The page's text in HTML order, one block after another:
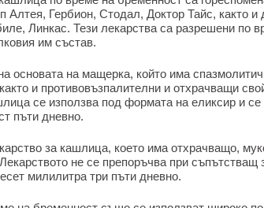
Гербион, Стодал, Доктор Тайс, както и
Линкас. Тези лекарства са разрешени по
им състав.
основата на мащерка, който има
и противовъзпалителни и отхрачващи
се използва под формата на еликсир и
пъти дневно.
за кашлица, което има отхрачващо,
не се препоръчва при съпътстващ
милилитра три пъти дневно.